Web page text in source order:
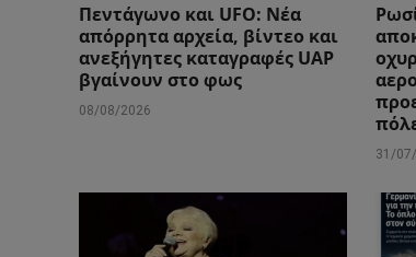
Πεντάγωνο και UFO: Νέα
απόρρητα αρχεία, βίντεο και
ανεξήγητες καταγραφές UAP
βγαίνουν στο φως
08/08/2026
31/